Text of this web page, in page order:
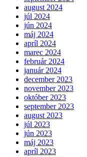
august 2024
júl 2024
jún 2024
máj 2024
apríl 2024
marec 2024
február 2024
január 2024
december 2023
november 2023
október 2023
september 2023
august 2023
júl 2023
jún 2023
máj 2023
apríl 2023